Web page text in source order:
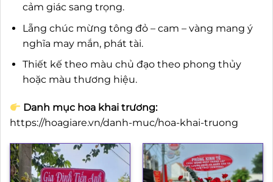
cảm giác sang trọng.
Lẵng chúc mừng tông đỏ – cam – vàng mang ý
nghĩa may mắn, phát tài.
Thiết kế theo màu chủ đạo theo phong thủy
hoặc màu thương hiệu.
Danh mục hoa khai trương:
https://hoagiare.vn/danh-muc/hoa-khai-truong